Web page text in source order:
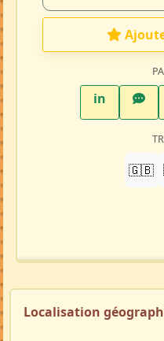
inLinkedIn
🇬🇧
Localisation